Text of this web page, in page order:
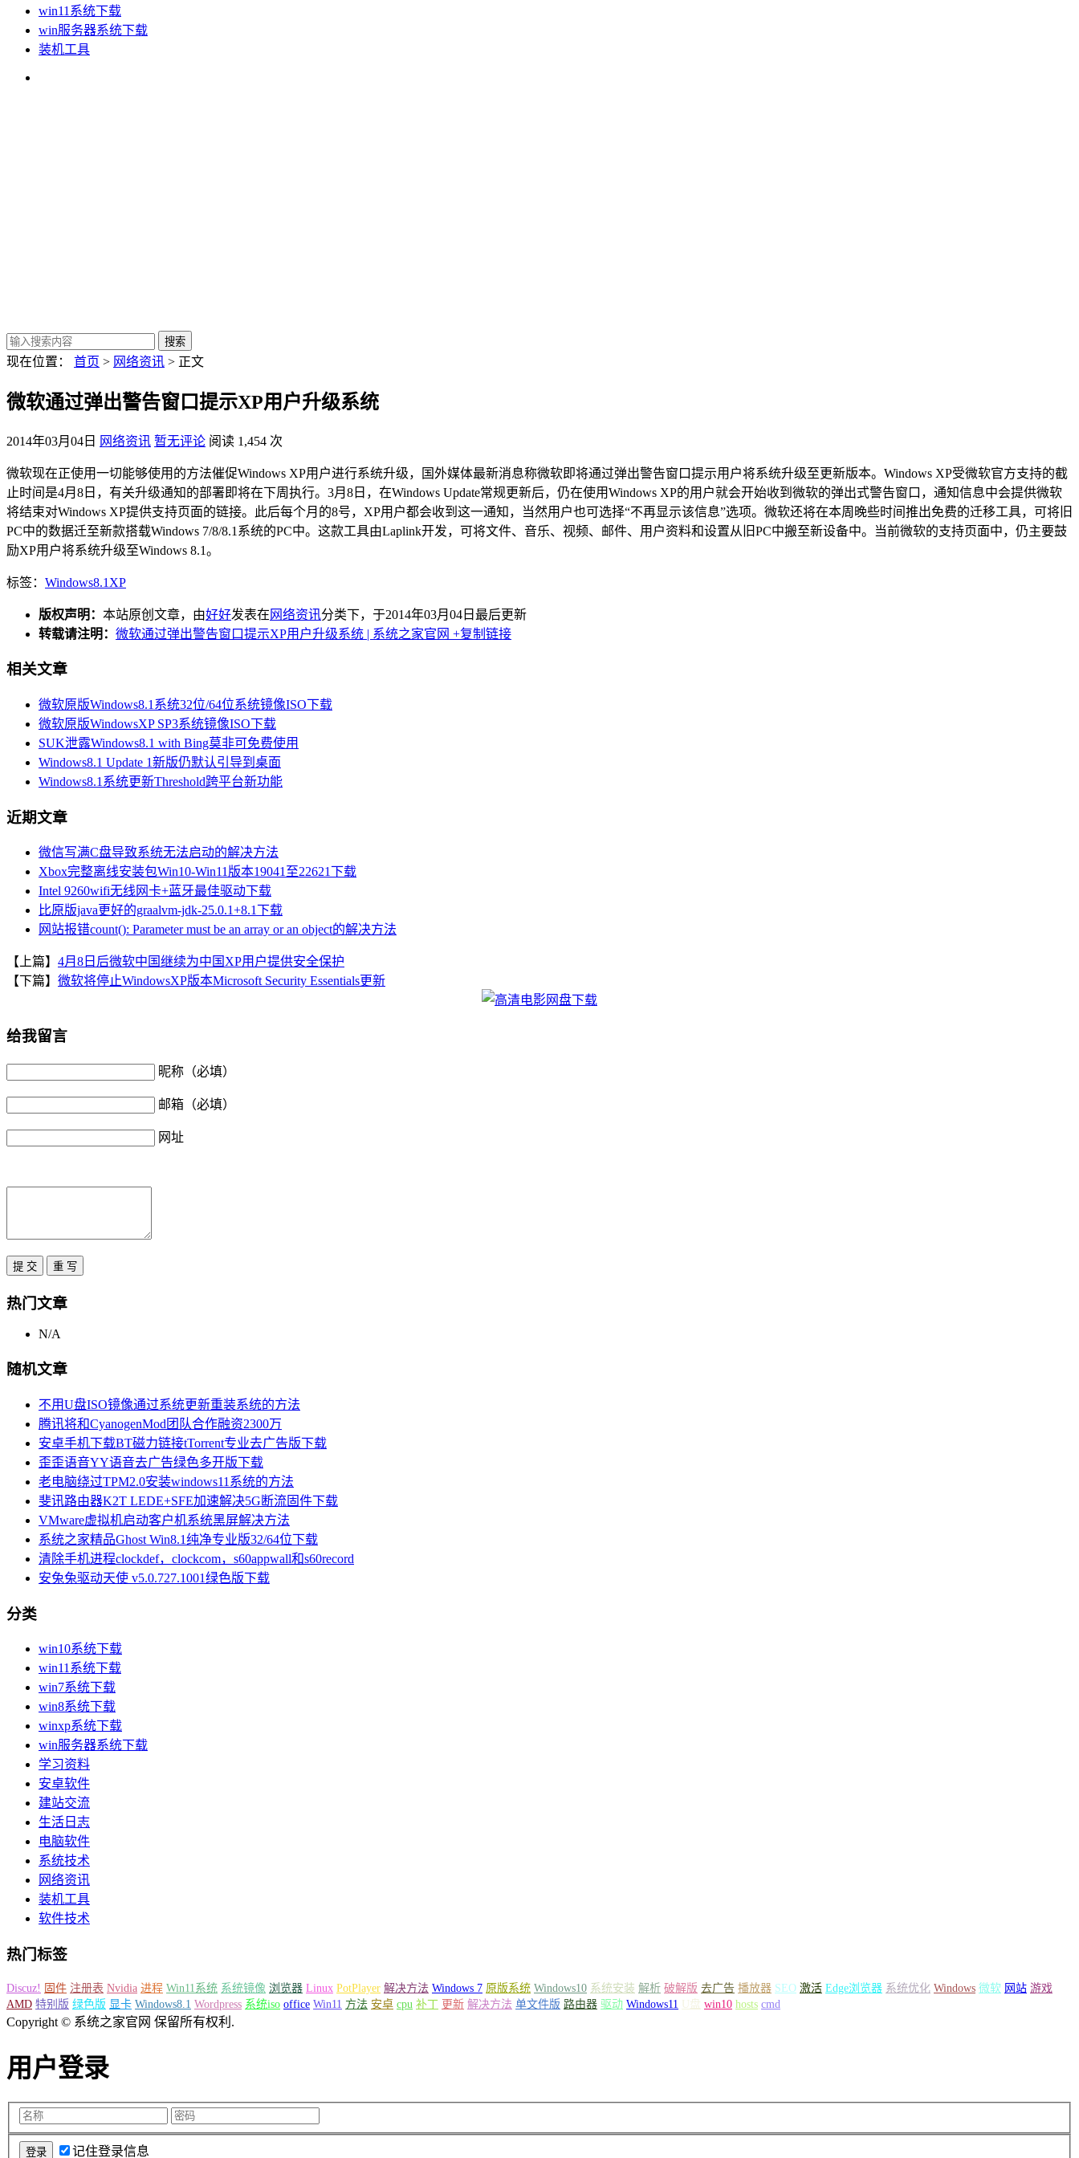
win11系统下载
win服务器系统下载
装机工具
现在位置： 首页 > 网络资讯 > 正文
微软通过弹出警告窗口提示XP用户升级系统
2014年03月04日 网络资讯 暂无评论 阅读 1,454 次
微软现在正使用一切能够使用的方法催促Windows XP用户进行系统升级，国外媒体最新消息称微软即将通过弹出警告窗口提示用户将系统升级至更新版本。Windows XP受微软官方支持的截
止时间是4月8日，有关升级通知的部署即将在下周执行。3月8日，在Windows Update常规更新后，仍在使用Windows XP的用户就会开始收到微软的弹出式警告窗口，通知信息中会提供微软
将结束对Windows XP提供支持页面的链接。此后每个月的8号，XP用户都会收到这一通知，当然用户也可选择“不再显示该信息”选项。微软还将在本周晚些时间推出免费的迁移工具，可将旧
PC中的数据迁至新款搭载Windows 7/8/8.1系统的PC中。这款工具由Laplink开发，可将文件、音乐、视频、邮件、用户资料和设置从旧PC中搬至新设备中。当前微软的支持页面中，仍主要鼓
励XP用户将系统升级至Windows 8.1。
标签： Windows8.1 XP
版权声明： 本站原创文章，由好好发表在 网络资讯分类下，于2014年03月04日最后更新
转载请注明： 微软通过弹出警告窗口提示XP用户升级系统 | 系统之家官网 +复制链接
相关文章
微软原版Windows8.1系统32位/64位系统镜像ISO下载
微软原版WindowsXP SP3系统镜像ISO下载
SUK泄露Windows8.1 with Bing莫非可免费使用
Windows8.1 Update 1新版仍默认引导到桌面
Windows8.1系统更新Threshold跨平台新功能
近期文章
微信写满C盘导致系统无法启动的解决方法
Xbox完整离线安装包Win10-Win11版本19041至22621下载
Intel 9260wifi无线网卡+蓝牙最佳驱动下载
比原版java更好的graalvm-jdk-25.0.1+8.1下载
网站报错count(): Parameter must be an array or an object的解决方法
【上篇】 4月8日后微软中国继续为中国XP用户提供安全保护
【下篇】 微软将停止WindowsXP版本Microsoft Security Essentials更新
给我留言
昵称（必填）
邮箱（必填）
网址
热门文章
N/A
随机文章
不用U盘ISO镜像通过系统更新重装系统的方法
腾讯将和CyanogenMod团队合作融资2300万
安卓手机下载BT磁力链接tTorrent专业去广告版下载
歪歪语音YY语音去广告绿色多开版下载
老电脑绕过TPM2.0安装windows11系统的方法
斐讯路由器K2T LEDE+SFE加速解决5G断流固件下载
VMware虚拟机启动客户机系统黑屏解决方法
系统之家精品Ghost Win8.1纯净专业版32/64位下载
清除手机进程clockdef，clockcom，s60appwall和s60record
安兔兔驱动天使 v5.0.727.1001绿色版下载
分类
win10系统下载
win11系统下载
win7系统下载
win8系统下载
winxp系统下载
win服务器系统下载
学习资料
安卓软件
建站交流
生活日志
电脑软件
系统技术
网络资讯
装机工具
软件技术
热门标签
Discuz! 固件 注册表 Nvidia 进程 Win11系统 系统镜像 浏览器 Linux PotPlayer 解决方法 Windows 7 原版系统 Windows10 系统安装 解析 破解版 去广告 播放器 SEO 激活 Edge浏览器 系统优化 Windows 微软 网站 游戏
AMD 特别版 绿色版 显卡 Windows8.1 Wordpress 系统iso office Win11 方法 安卓 cpu 补丁 更新 解决方法 单文件版 路由器 驱动 Windows11 U盘 win10 hosts cmd
Copyright © 系统之家官网 保留所有权利.
用户登录
记住登录信息